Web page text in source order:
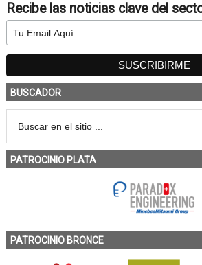
Recibe las noticias clave del
BUSCADOR
PATROCINIO PLATA
PATROCINIO BRONCE